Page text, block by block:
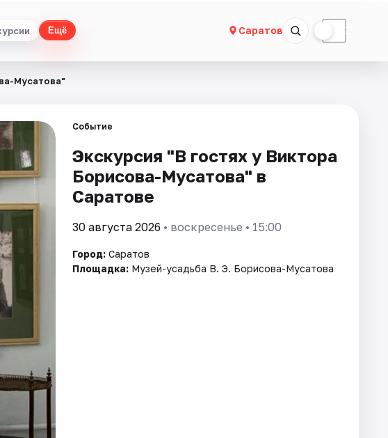
Ещё Саратов ☾
Мусатова"
Событие
Экскурсия "В гостях у Виктора
Борисова-Мусатова" в
Саратове
30 августа 2026 • воскресенье • 15:00
Город: Саратов
Площадка: Музей-усадьба В. Э. Борисова-Мусатова